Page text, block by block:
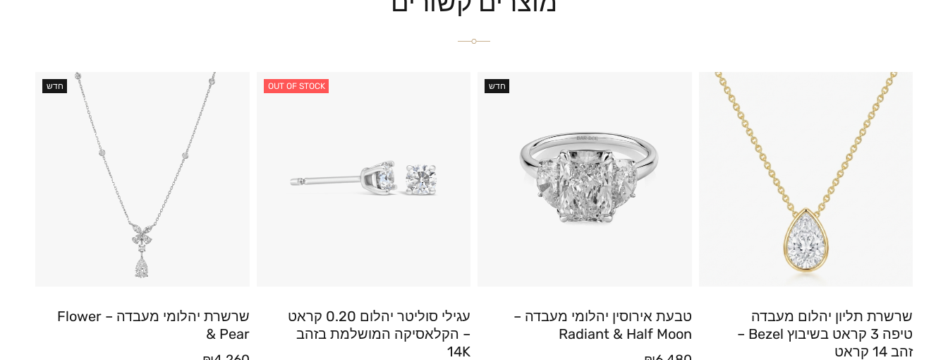
שרשרת תליון יהלום מעבדה
טיפה 3 קראט בשיבוץ Bezel –
זהב 14 קראט
חדש
טבעת אירוסין יהלומי מעבדה –
Radiant & Half Moon
OUT OF STOCK
עגילי סוליטר יהלום 0.20 קראט
– הקלאסיקה המושלמת בזהב
14K
חדש
שרשרת יהלומי מעבדה – Flower
& Pear